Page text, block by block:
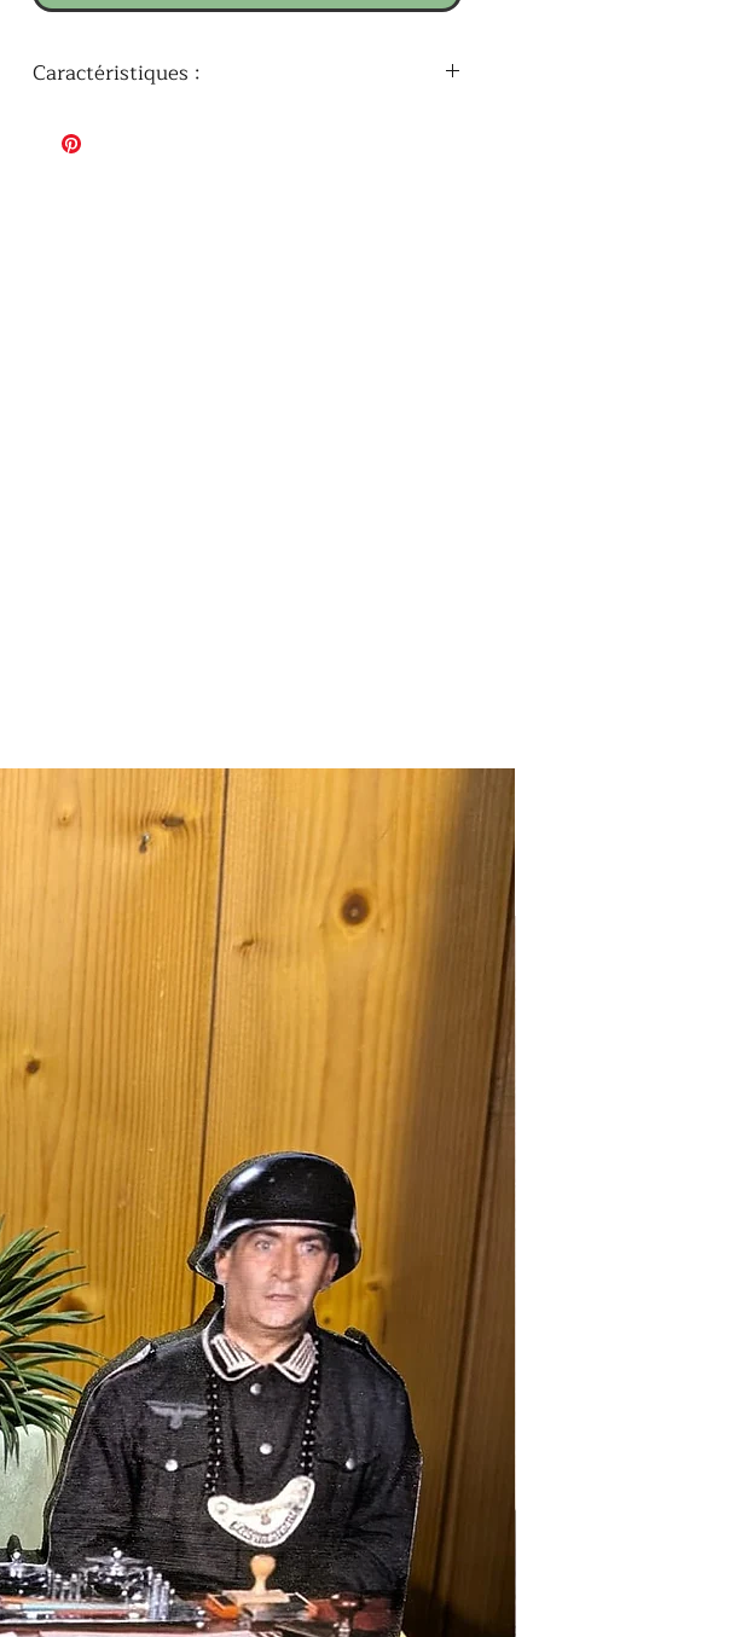
Caractéristiques :
Juve dans Fantômas se déchaîne